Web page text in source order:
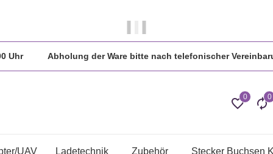
der Regel am gleichen Tag versendet.
Uhr Abholung der Ware bitte nach telefonischer
0 0
UAV Ladetechnik Zubehör Stecker Buchsen